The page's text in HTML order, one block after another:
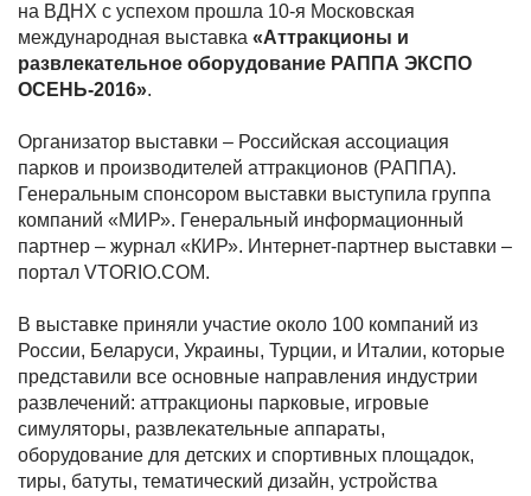
на ВДНХ с успехом прошла 10-я Московская
международная выставка «Аттракционы и
развлекательное оборудование РАППА ЭКСПО
ОСЕНЬ-2016».
Организатор выставки – Российская ассоциация
парков и производителей аттракционов (РАППА).
Генеральным спонсором выставки выступила группа
компаний «МИР». Генеральный информационный
партнер – журнал «КИР». Интернет-партнер выставки –
портал VTORIO.COM.
В выставке приняли участие около 100 компаний из
России, Беларуси, Украины, Турции, и Италии, которые
представили все основные направления индустрии
развлечений: аттракционы парковые, игровые
симуляторы, развлекательные аппараты,
оборудование для детских и спортивных площадок,
тиры, батуты, тематический дизайн, устройства